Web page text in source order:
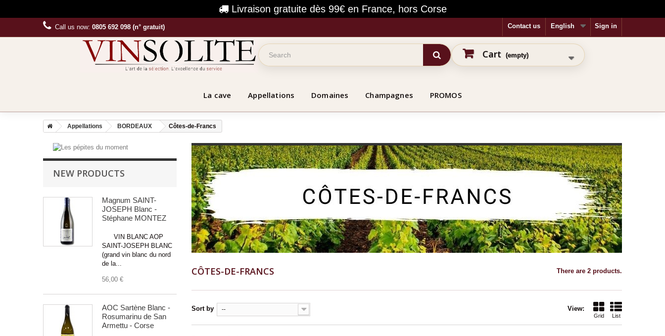
Livraison gratuite dès 99€ en France, hors Corse
Sign in
English
Contact us
Call us now: 0805 692 098 (n° gratuit)
Cart (empty)
La cave Appellations Domaines Champagnes PROMOS
Appellations BORDEAUX Côtes-de-Francs
NEW PRODUCTS
Magnum SAINT-
JOSEPH Blanc -
Stéphane MONTEZ
VIN BLANC AOP
SAINT-JOSEPH BLANC
(grand vin blanc du nord
de la...
56,00 €
AOC Sartène Blanc -
Rosumarinu de San
Armettu - Corse
CÔTES-DE-FRANCS There are 2 products.
View:
Grid List
Sort by --